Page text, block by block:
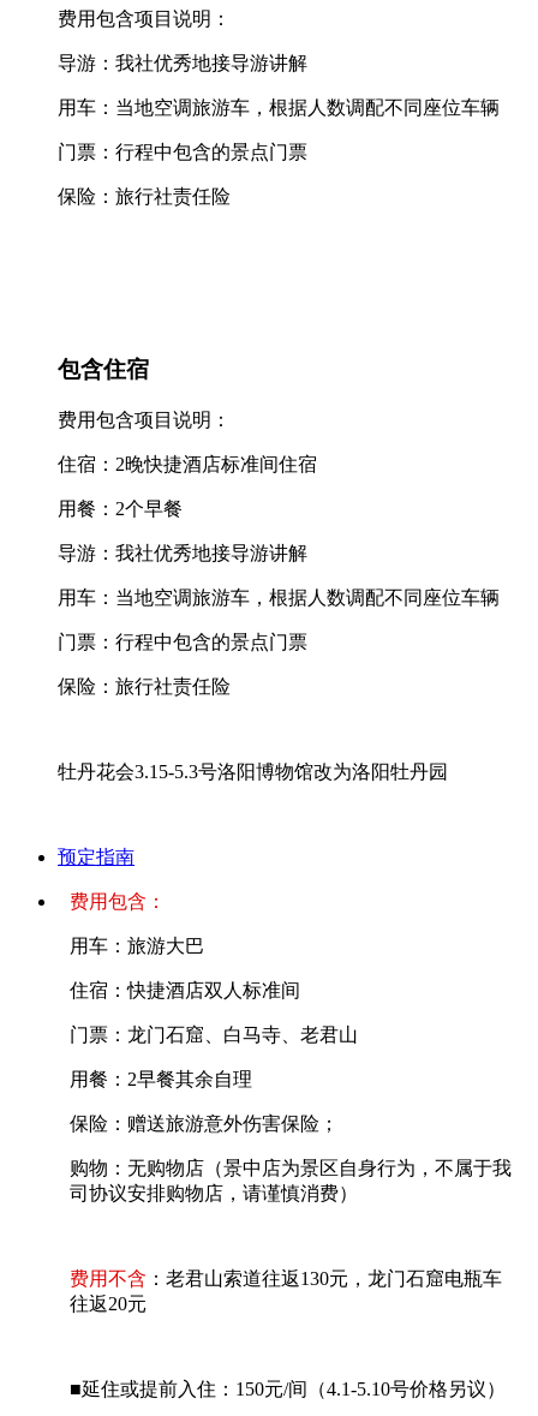
费用包含项目说明：
导游：我社优秀地接导游讲解
用车：当地空调旅游车，根据人数调配不同座位车辆
门票：行程中包含的景点门票
保险：旅行社责任险
包含住宿
费用包含项目说明：
住宿：2晚快捷酒店标准间住宿
用餐：2个早餐
导游：我社优秀地接导游讲解
用车：当地空调旅游车，根据人数调配不同座位车辆
门票：行程中包含的景点门票
保险：旅行社责任险
牡丹花会3.15-5.3号洛阳博物馆改为洛阳牡丹园
预定指南
费用包含：
用车：旅游大巴
住宿：快捷酒店双人标准间
门票：龙门石窟、白马寺、老君山
用餐：2早餐其余自理
保险：赠送旅游意外伤害保险；
购物：无购物店（景中店为景区自身行为，不属于我
司协议安排购物店，请谨慎消费）
费用不含 ：老君山索道往返130元，龙门石窟电瓶车
往返20元
■延住或提前入住：150元/间（4.1-5.10号价格另议）